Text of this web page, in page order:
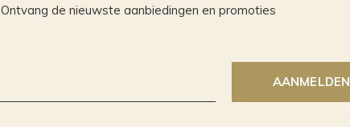
Ontvang de nieuwste aanbiedingen en promoties
AANMELDEN